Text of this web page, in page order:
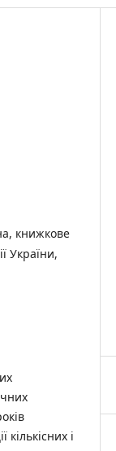
книжкове
України,
і